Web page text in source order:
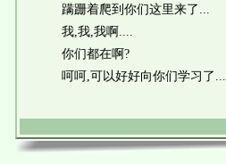
蹒跚着爬到你们这里来了...
我,我,我啊....
你们都在啊?
呵呵,可以好好向你们学习了...